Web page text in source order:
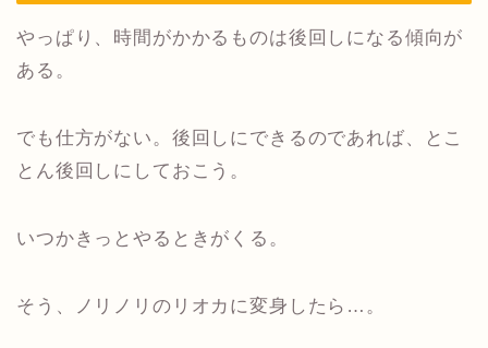
やっぱり、時間がかかるものは後回しになる傾向が
ある。
でも仕方がない。後回しにできるのであれば、とこ
とん後回しにしておこう。
いつかきっとやるときがくる。
そう、ノリノリのリオカに変身したら…。